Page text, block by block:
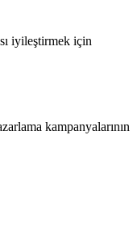
iyileştirmek için
kampanyalarının